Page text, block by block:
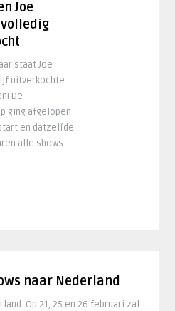
Joe
staat Joe
uitverkochte
De
ging afgelopen
en datzelfde
alle shows ..
naar Nederland
Op 21, 25 en 26 februari zal